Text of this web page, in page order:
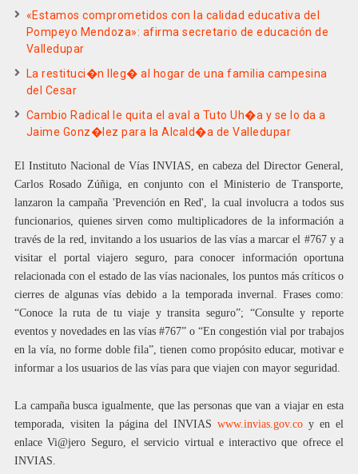
«Estamos comprometidos con la calidad educativa del
Pompeyo Mendoza»: afirma secretario de educación de
Valledupar
La restituci�n lleg� al hogar de una familia campesina
del Cesar
Cambio Radical le quita el aval a Tuto Uh�a y se lo da a
Jaime Gonz�lez para la Alcald�a de Valledupar
El Instituto Nacional de Vías INVIAS, en cabeza del Director General,
Carlos Rosado Zúñiga, en conjunto con el Ministerio de Transporte,
lanzaron la campaña 'Prevención en Red', la cual involucra a todos sus
funcionarios, quienes sirven como multiplicadores de la información a
través de la red, invitando a los usuarios de las vías a marcar el #767 y a
visitar el portal viajero seguro, para conocer información oportuna
relacionada con el estado de las vías nacionales, los puntos más críticos o
cierres de algunas vías debido a la temporada invernal. Frases como:
“Conoce la ruta de tu viaje y transita seguro”; “Consulte y reporte
eventos y novedades en las vías #767” o “En congestión vial por trabajos
en la vía, no forme doble fila”, tienen como propósito educar, motivar e
informar a los usuarios de las vías para que viajen con mayor seguridad.
La campaña busca igualmente, que las personas que van a viajar en esta
temporada, visiten la página del INVIASwww.invias.gov.co y en el
enlace Vi@jero Seguro, el servicio virtual e interactivo que ofrece el
INVIAS.